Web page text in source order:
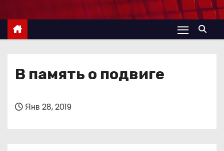
ж
В память о подвиге
Янв 28, 2019